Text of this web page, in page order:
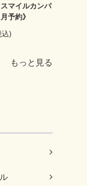
マイルカンパ
予約》
込)
もっと見る